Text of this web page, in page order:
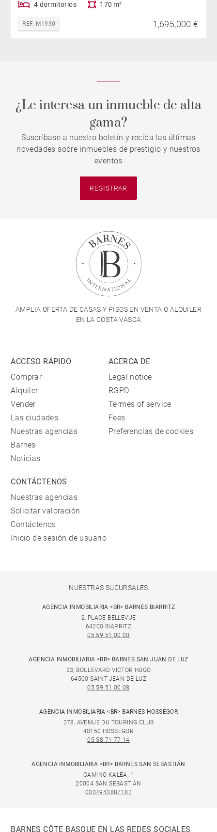
4 dormitorios 170 m²
REF. M1930 1,695,000 €
¿Le interesa un inmueble de alta
gama?
Suscríbase a nuestro boletín y reciba las últimas
novedades sobre inmuebles de prestigio y nuestros
eventos
REGISTRAR
AMPLIA OFERTA DE CASAS Y PISOS EN VENTA O ALQUILER
EN LA COSTA VASCA
ACCESO RÁPIDO
Comprar
Alquiler
Vender
Las ciudades
Nuestras agencias
Barnes
Noticias
ACERCA DE
Legal notice
RGPD
Termes of service
Fees
Preferencias de cookies
CONTÁCTENOS
Nuestras agencias
Solicitar valoración
Contáctenos
Inicio de sesión de usuario
NUESTRAS SUCURSALES
AGENCIA INMOBILIARIA <BR> BARNES BIARRITZ
2, PLACE BELLEVUE
64200 BIARRITZ
05 59 51 00 00
AGENCIA INMOBILIARIA <BR> BARNES SAN JUAN DE LUZ
23, BOULEVARD VICTOR HUGO
64500 SAINT-JEAN-DE-LUZ
05 59 51 00 08
AGENCIA INMOBILIARIA <BR> BARNES HOSSEGOR
278, AVENUE DU TOURING CLUB
40150 HOSSEGOR
05 58 71 77 14
AGENCIA INMOBILIARIA <BR> BARNES SAN SEBASTIÁN
CAMINO KALEA, 1
20004 SAN SEBASTIÁN
0034943887182
BARNES CÔTE BASQUE EN LAS REDES SOCIALES